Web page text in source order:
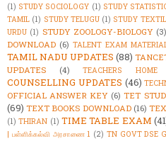
(1) STUDY SOCIOLOGY (1) STUDY
TAMIL (1) STUDY TELUGU (1) STUDY
URDU (1) STUDY ZOOLOGY-BIOLOGY (3)
DOWNLOAD (6) TALENT EXAM
TAMIL NADU UPDATES (88)
UPDATES
(4) TEACHERS HOME
COUNSELLING UPDATES (46)
OFFICIAL ANSWER KEY (6) TET
(69) TEXT BOOKS DOWNLOAD (16)
(1) THIRAN (1) TIME TABLE EXAM
| பள்ளிக்கல்வி அரசாணை 1 (2) TN GOVT DSE